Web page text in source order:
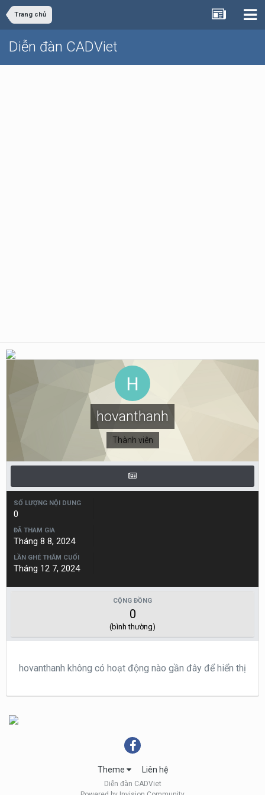
Trang chủ
Diễn đàn CADViet
hovanthanh
Thành viên
SỐ LƯỢNG NỘI DUNG
0
ĐÃ THAM GIA
Tháng 8 8, 2024
LẦN GHÉ THĂM CUỐI
Tháng 12 7, 2024
CỘNG ĐỒNG
0
(bình thường)
hovanthanh không có hoạt động nào gần đây để hiển thị
Theme Liên hệ
Diễn đàn CADViet